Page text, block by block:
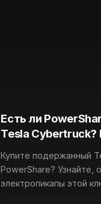
Есть ли
Tesla Cybertruck?
Купите подержанный
PowerShare? Узнайте,
электропикапы этой